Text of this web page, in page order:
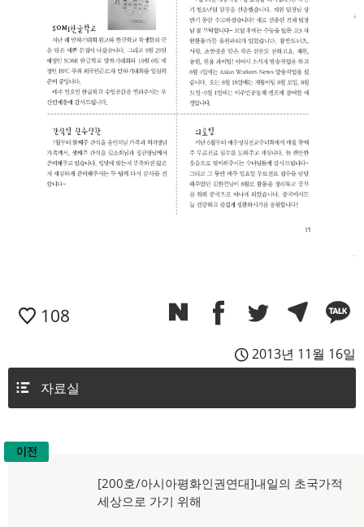
108
2013년 11월 16일
자료실
글
이전
이
전
[200호/아시아평화인권연대]내일의 초국가적
세상으로 가기 위해